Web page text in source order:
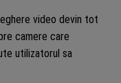
video devin tot
camere care
utilizatorul sa